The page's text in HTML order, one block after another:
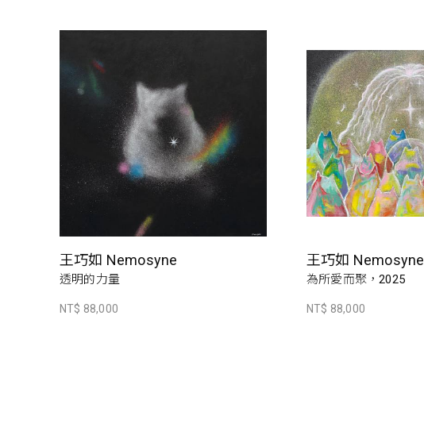
王巧如 Nemosyne
透明的力量
NT$ 88,000
王巧如 Nemosyne
為所愛而聚，2025
NT$ 88,000